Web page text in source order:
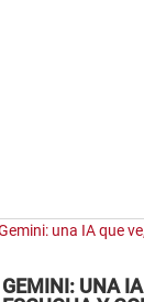
GEMINI: UNA IA